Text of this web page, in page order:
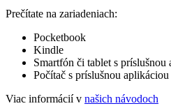
Prečítate na zariadeniach:
Pocketbook
Kindle
Smartfón či tablet s príslušnou
Počítač s príslušnou aplikáciou
Viac informácií v našich návodoch